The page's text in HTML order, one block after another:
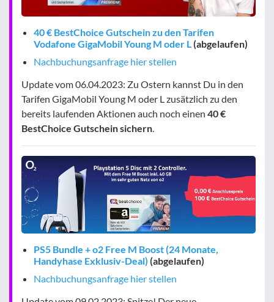
40 € BestChoice Gutschein zu den Tarifen
Vodafone GigaMobil Young M oder L (abgelaufen)
Nachbuchungsanfrage hier stellen
Update vom 06.04.2023: Zu Ostern kannst Du in den
Tarifen GigaMobil Young M oder L zusätzlich zu den
bereits laufenden Aktionen auch noch einen 40 €
BestChoice Gutschein sichern
PS5 Bundle + o2 Free M Boost (24 Monate,
Handyhase Exklusiv-Deal) (abgelaufen)
Nachbuchungsanfrage hier stellen